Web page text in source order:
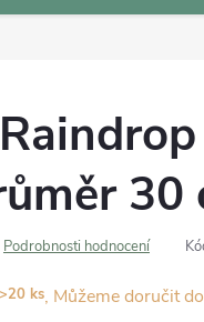
30
Podrobnosti hodnocení
>20 ks